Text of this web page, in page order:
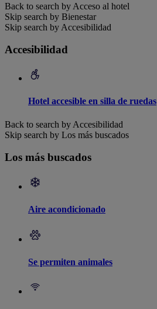
Back to search by Acceso al hotel
Skip search by Bienestar
Skip search by Accesibilidad
Accesibilidad
Hotel accesible en silla de ruedas
Back to search by Accesibilidad
Skip search by Los más buscados
Los más buscados
Aire acondicionado
Se permiten animales